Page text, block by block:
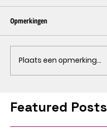
Opmerkingen
Plaats een opmerking...
Featured Posts